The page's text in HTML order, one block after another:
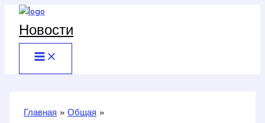
Перейти
содержимому
Новости
Главная
Общая